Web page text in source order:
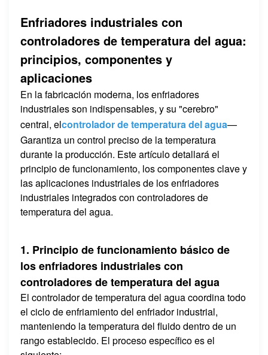
Enfriadores industriales con
controladores de temperatura del agua:
principios, componentes y
aplicaciones
En la fabricación moderna, los enfriadores
industriales son indispensables, y su "cerebro"
central, elcontrolador de temperatura del agua—
Garantiza un control preciso de la temperatura
durante la producción. Este artículo detallará el
principio de funcionamiento, los componentes clave y
las aplicaciones industriales de los enfriadores
industriales integrados con controladores de
temperatura del agua.
1. Principio de funcionamiento básico de
los enfriadores industriales con
controladores de temperatura del agua
El controlador de temperatura del agua coordina todo
el ciclo de enfriamiento del enfriador industrial,
manteniendo la temperatura del fluido dentro de un
rango establecido. El proceso específico es el